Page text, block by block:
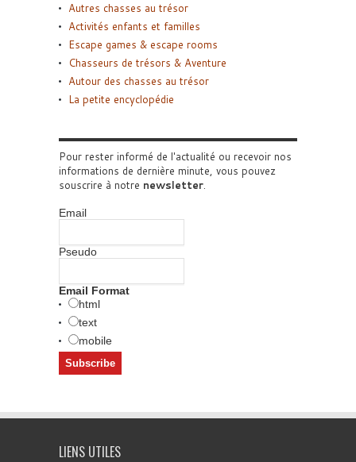
Autres chasses au trésor
Activités enfants et familles
Escape games & escape rooms
Chasseurs de trésors & Aventure
Autour des chasses au trésor
La petite encyclopédie
Pour rester informé de l'actualité ou recevoir nos
informations de dernière minute, vous pouvez
souscrire à notre newsletter.
Email
Pseudo
Email Format
html
text
mobile
LIENS UTILES